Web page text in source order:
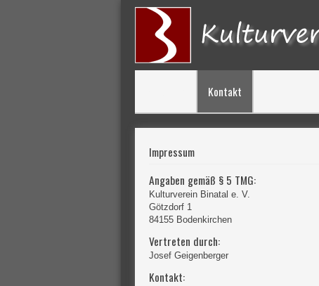
Kontakt
Impressum
Angaben gemäß § 5 TMG:
Kulturverein Binatal e. V.
Götzdorf 1
84155 Bodenkirchen
Vertreten durch:
Josef Geigenberger
Kontakt: